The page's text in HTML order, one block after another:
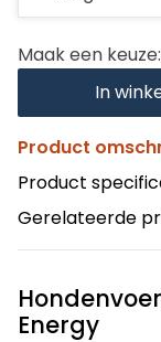
Maak een keuze:
In
Product
Product
Gerelateerde
Energy